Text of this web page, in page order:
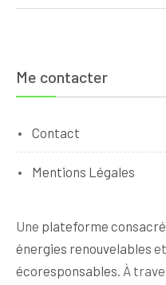
Me contacter
Contact
Mentions Légales
Une plateforme
énergies renouvelables
écoresponsables. À